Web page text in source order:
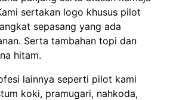
sertakan logo khusus pilot
sepasang yang ada
Serta tambahan topi dan
hitam.
lainnya seperti pilot kami
koki, pramugari, nahkoda,